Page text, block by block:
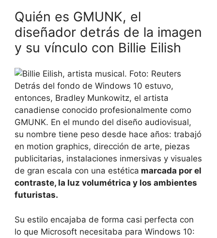
Quién es GMUNK, el
diseñador detrás de la imagen
y su vínculo con Billie Eilish
Detrás del fondo de Windows 10 estuvo,
entonces, Bradley Munkowitz, el artista
canadiense conocido profesionalmente como
GMUNK. En el mundo del diseño audiovisual,
su nombre tiene peso desde hace años: trabajó
en motion graphics, dirección de arte, piezas
publicitarias, instalaciones inmersivas y visuales
de gran escala con una estética marcada por el
contraste, la luz volumétrica y los ambientes
futuristas.
Su estilo encajaba de forma casi perfecta con
lo que Microsoft necesitaba para Windows 10: